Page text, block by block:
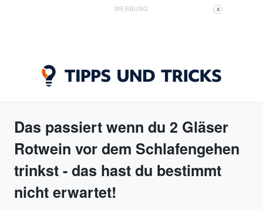
WERBUNG X
Das passiert wenn du 2 Gläser
Rotwein vor dem Schlafengehen
trinkst - das hast du bestimmt
nicht erwartet!